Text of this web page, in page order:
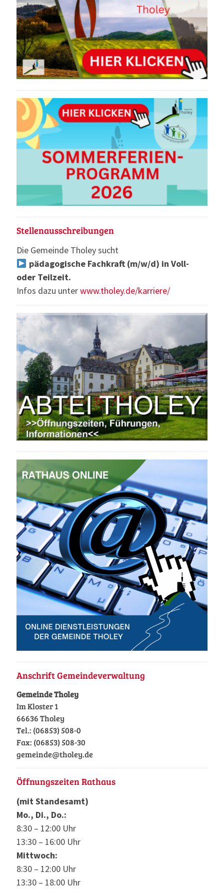
Stellenausschreibungen
Die Gemeinde Tholey sucht
pädagogische Fachkraft (m/w/d) in Voll-
oder Teilzeit.
Infos dazu unterwww.tholey.de/karriere/
Anschrift Gemeindeverwaltung
Gemeinde Tholey
Im Kloster 1
66636 Tholey
Tel.: (06853) 508-0
Fax: (06853) 508-30
gemeinde@tholey.de
Öffnungszeiten Rathaus
(mit Standesamt)
Mo., Di., Do.:
8:30 – 12:00 Uhr
13:30 – 16:00 Uhr
Mittwoch:
8:30 – 12:00 Uhr
13:30 – 18:00 Uhr